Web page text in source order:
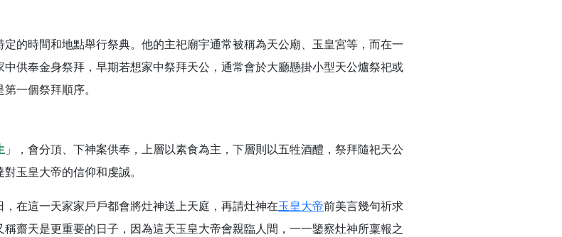
大典，祈求虎爺神威護持，庇佑闔家平安、財運亨通、事業順遂、百邪退散。
帳號，讓我們協助您的廟宇推廣。
，推廣您的信仰
的時間和地點舉行祭典。他的主祀廟宇通常被稱為天公廟、玉皇宮等，而在一
供奉金身祭拜，早期若想家中祭拜天公，通常會於大廳懸掛小型天公爐祭祀或
一個祭拜順序。
」，會分頂、下神案供奉，上層以素食為主，下層則以五牲酒醴，祭拜隨祀天公
玉皇大帝的信仰和虔誠。
在這一天家家戶戶都會將灶神送上天庭，再請灶神在玉皇大帝前美言幾句祈求
稱齋天是更重要的日子，因為這天玉皇大帝會親臨人間，一一鑒察灶神所稟報之